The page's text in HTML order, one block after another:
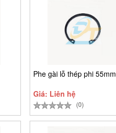
Phe gài lỗ thép phi 55mm
Giá: Liên hệ
(0)